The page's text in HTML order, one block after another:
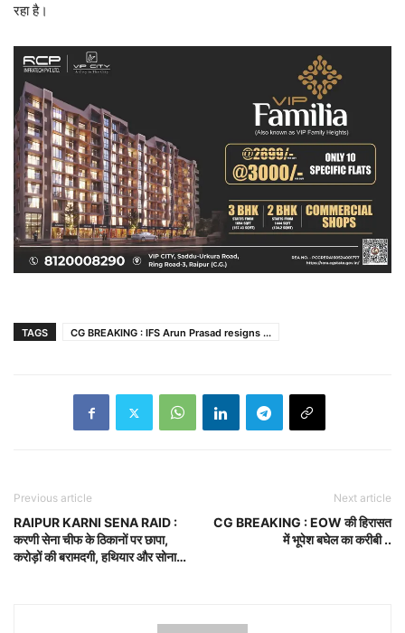
रहा है।
TAGS CG BREAKING : IFS Arun Prasad resigns ...
Previous article
RAIPUR KARNI SENA RAID :
करणी सेना चीफ के ठिकानों पर छापा,
करोड़ों की बरामदगी, हथियार और सोना…
Next article
CG BREAKING : EOW की हिरासत
में भूपेश बघेल का करीबी ..